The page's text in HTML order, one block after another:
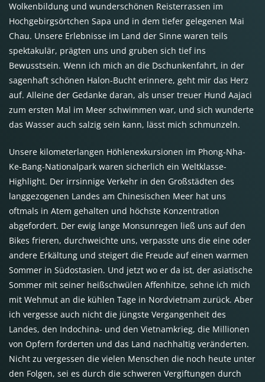
Wolkenbildung und wunderschönen Reisterrassen im
Hochgebirgsörtchen Sapa und in dem tiefer gelegenen Mai
Chau. Unsere Erlebnisse im Land der Sinne waren teils
spektakulär, prägten uns und gruben sich tief ins
Bewusstsein. Wenn ich mich an die Dschunkenfahrt, in der
sagenhaft schönen Halon-Bucht erinnere, geht mir das Herz
auf. Alleine der Gedanke daran, als unser treuer Hund Aajaci
zum ersten Mal im Meer schwimmen war, und sich wunderte
das Wasser auch salzig sein kann, lässt mich schmunzeln.
Unsere kilometerlangen Höhlenexkursionen im Phong-Nha-
Ke-Bang-Nationalpark waren sicherlich ein Weltklasse-
Highlight. Der irrsinnige Verkehr in den Großstädten des
langgezogenen Landes am Chinesischen Meer hat uns
oftmals in Atem gehalten und höchste Konzentration
abgefordert. Der ewig lange Monsunregen ließ uns auf den
Bikes frieren, durchweichte uns, verpasste uns die eine oder
andere Erkältung und steigert die Freude auf einen warmen
Sommer in Südostasien. Und jetzt wo er da ist, der asiatische
Sommer mit seiner heißschwülen Affenhitze, sehne ich mich
mit Wehmut an die kühlen Tage in Nordvietnam zurück. Aber
ich vergesse auch nicht die jüngste Vergangenheit des
Landes, den Indochina- und den Vietnamkrieg, die Millionen
von Opfern forderten und das Land nachhaltig veränderten.
Nicht zu vergessen die vielen Menschen die noch heute unter
den Folgen, sei es durch die schweren Vergiftungen durch